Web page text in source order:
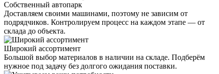
Собственный автопарк
Доставляем своими машинами, поэтому не зависим от
подрядчиков. Контролируем процесс на каждом этапе — от
склада до объекта.
Широкий ассортимент
Большой выбор материалов в наличии на складе. Подберём
нужное под задачу без долгого ожидания поставки.